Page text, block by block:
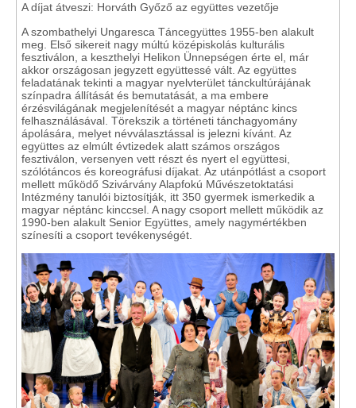
A díjat átveszi: Horváth Győző az együttes vezetője
A szombathelyi Ungaresca Táncegyüttes 1955-ben alakult
meg. Első sikereit nagy múltú középiskolás kulturális
fesztiválon, a keszthelyi Helikon Ünnepségen érte el, már
akkor országosan jegyzett együttessé vált. Az együttes
feladatának tekinti a magyar nyelvterület tánckultúrájának
színpadra állítását és bemutatását, a ma embere
érzésvilágának megjelenítését a magyar néptánc kincs
felhasználásával. Törekszik a történeti tánchagyomány
ápolására, melyet névválasztással is jelezni kívánt. Az
együttes az elmúlt évtizedek alatt számos országos
fesztiválon, versenyen vett részt és nyert el együttesi,
szólótáncos és koreográfusi díjakat. Az utánpótlást a csoport
mellett működő Szivárvány Alapfokú Művészetoktatási
Intézmény tanulói biztosítják, itt 350 gyermek ismerkedik a
magyar néptánc kinccsel. A nagy csoport mellett működik az
1990-ben alakult Senior Együttes, amely nagymértékben
színesíti a csoport tevékenységét.